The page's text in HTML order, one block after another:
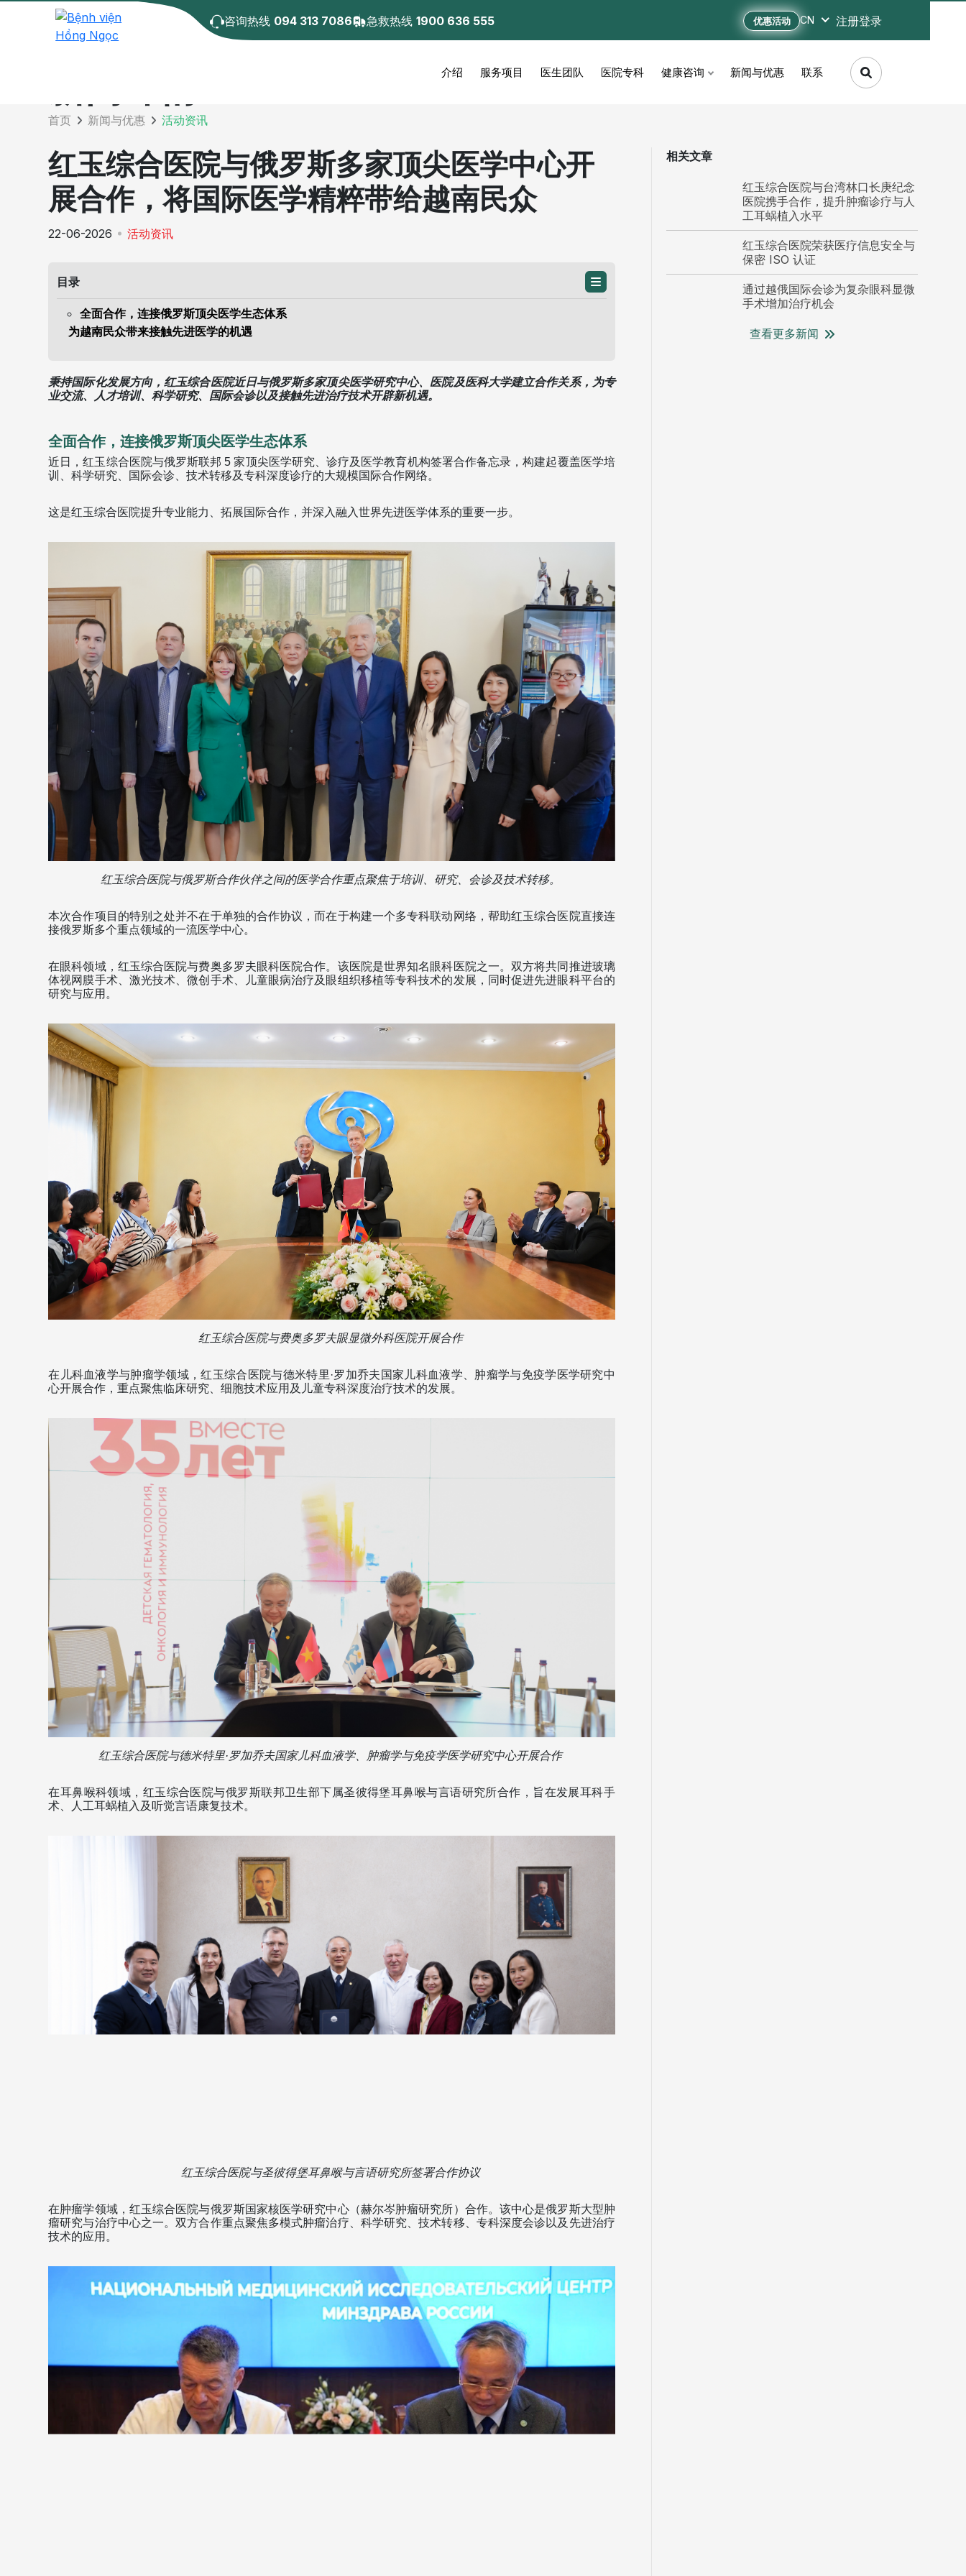
咨询热线 094 313 7086 急救热线1900 636 555 优惠活动 CN 注册登录
介绍 服务项目 医生团队 医院专科 健康咨询 新闻与优惠 联系
首页 新闻与优惠 活动资讯
红玉综合医院与俄罗斯多家顶尖医学中心开
展合作，将国际医学精粹带给越南民众
22-06-2026 活动资讯
目录
全面合作，连接俄罗斯顶尖医学生态体系
为越南民众带来接触先进医学的机遇
秉持国际化发展方向，红玉综合医院近日与俄罗斯多家顶尖医学研究中心、医院及医科大学建立合作关系，为专
业交流、人才培训、科学研究、国际会诊以及接触先进治疗技术开辟新机遇。
全面合作，连接俄罗斯顶尖医学生态体系
近日，红玉综合医院与俄罗斯联邦 5 家顶尖医学研究、诊疗及医学教育机构签署合作备忘录，构建起覆盖医学培
训、科学研究、国际会诊、技术转移及专科深度诊疗的大规模国际合作网络。
这是红玉综合医院提升专业能力、拓展国际合作，并深入融入世界先进医学体系的重要一步。
红玉综合医院与俄罗斯合作伙伴之间的医学合作重点聚焦于培训、研究、会诊及技术转移。
本次合作项目的特别之处并不在于单独的合作协议，而在于构建一个多专科联动网络，帮助红玉综合医院直接连
接俄罗斯多个重点领域的一流医学中心。
在眼科领域，红玉综合医院与费奥多罗夫眼科医院合作。该医院是世界知名眼科医院之一。双方将共同推进玻璃
体视网膜手术、激光技术、微创手术、儿童眼病治疗及眼组织移植等专科技术的发展，同时促进先进眼科平台的
研究与应用。
红玉综合医院与费奥多罗夫眼显微外科医院开展合作
在儿科血液学与肿瘤学领域，红玉综合医院与德米特里·罗加乔夫国家儿科血液学、肿瘤学与免疫学医学研究中
心开展合作，重点聚焦临床研究、细胞技术应用及儿童专科深度治疗技术的发展。
红玉综合医院与德米特里·罗加乔夫国家儿科血液学、肿瘤学与免疫学医学研究中心开展合作
在耳鼻喉科领域，红玉综合医院与俄罗斯联邦卫生部下属圣彼得堡耳鼻喉与言语研究所合作，旨在发展耳科手
术、人工耳蜗植入及听觉言语康复技术。
红玉综合医院与圣彼得堡耳鼻喉与言语研究所签署合作协议
在肿瘤学领域，红玉综合医院与俄罗斯国家核医学研究中心（赫尔岑肿瘤研究所）合作。该中心是俄罗斯大型肿
瘤研究与治疗中心之一。双方合作重点聚焦多模式肿瘤治疗、科学研究、技术转移、专科深度会诊以及先进治疗
技术的应用。
相关文章
红玉综合医院与台湾林口长庚纪念
医院携手合作，提升肿瘤诊疗与人
工耳蜗植入水平
红玉综合医院荣获医疗信息安全与
保密 ISO 认证
通过越俄国际会诊为复杂眼科显微
手术增加治疗机会
查看更多新闻